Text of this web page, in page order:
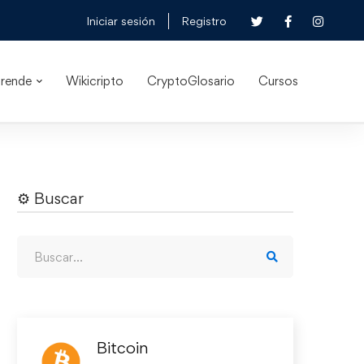
Iniciar sesión Registro
Wikicripto CryptoGlosario Cursos
⚙︎ Buscar
Bitcoin